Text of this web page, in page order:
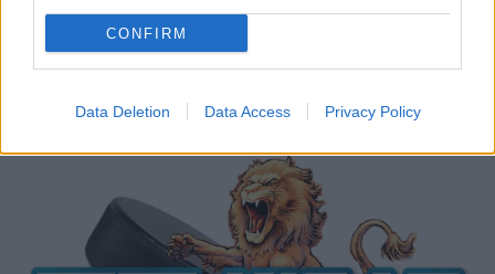
CONFIRM
Data Deletion Data Access Privacy Policy